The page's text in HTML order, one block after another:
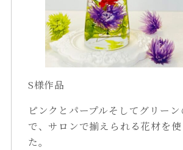
S様作品
ピンクとパープルそしてグリー
で、サロンで揃えられる花材を
た。